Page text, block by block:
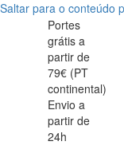
Saltar para o conteúdo
Chávena
Alma
Gémea
Chávena
Alma
Gémea
Portes
grátis a
partir de
79€ (PT
continental)
Envio a
partir de
24h